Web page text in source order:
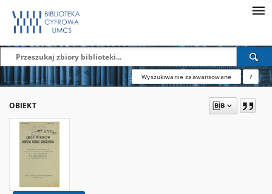
Wyszukiwanie zaawansowane ?
OBIEKT